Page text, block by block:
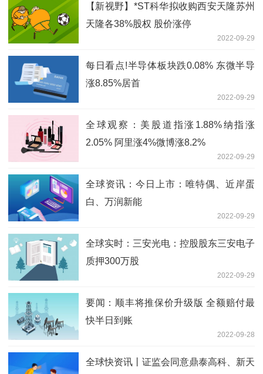
【新视野】*ST科华拟收购西安天隆苏州
天隆各38%股权 股价涨停
2022-09-29
每日看点!半导体板块跌0.08% 东微半导
涨8.85%居首
2022-09-29
全球观察：美股道指涨1.88%纳指涨
2.05% 阿里涨4%微博涨8.2%
2022-09-29
全球资讯：今日上市：唯特偶、近岸蛋
白、万润新能
2022-09-29
全球实时：三安光电：控股股东三安电子
质押300万股
2022-09-29
要闻：顺丰将推保价升级版 全额赔付最
快半日到账
2022-09-28
全球快资讯丨证监会同意鼎泰高科、新天